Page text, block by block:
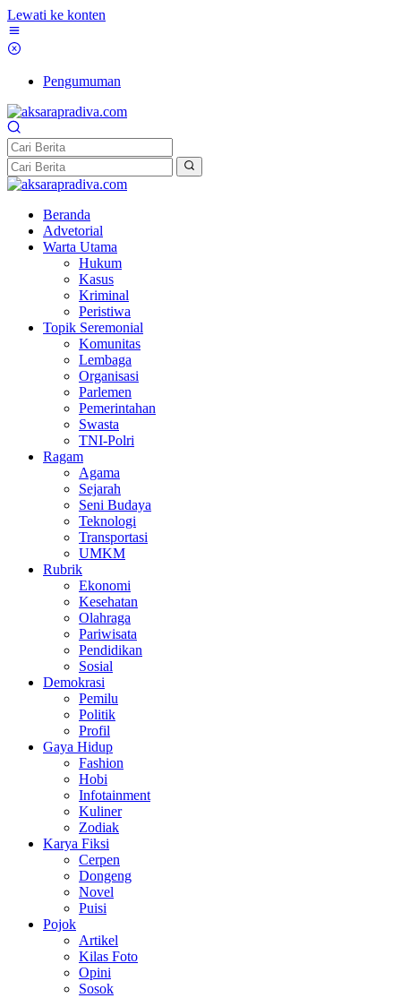
Lewati ke konten
Pengumuman
Beranda
Advetorial
Warta Utama
Hukum
Kasus
Kriminal
Peristiwa
Topik Seremonial
Komunitas
Lembaga
Organisasi
Parlemen
Pemerintahan
Swasta
TNI-Polri
Ragam
Agama
Sejarah
Seni Budaya
Teknologi
Transportasi
UMKM
Rubrik
Ekonomi
Kesehatan
Olahraga
Pariwisata
Pendidikan
Sosial
Demokrasi
Pemilu
Politik
Profil
Gaya Hidup
Fashion
Hobi
Infotainment
Kuliner
Zodiak
Karya Fiksi
Cerpen
Dongeng
Novel
Puisi
Pojok
Artikel
Kilas Foto
Opini
Sosok